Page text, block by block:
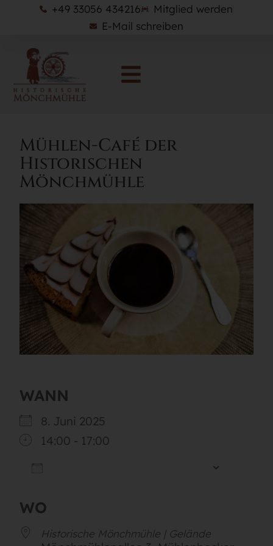
+49 33056 434216
Mitglied werden
E-Mail schreiben
Mühlen-Café der
Historischen
Mönchmühle
WANN
8. Juni 2025
14:00 - 17:00
WO
Historische Mönchmühle | Gelände